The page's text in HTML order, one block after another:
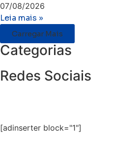
07/08/2026
Leia mais »
Carregar Mais
Categorias
Redes Sociais
[adinserter block="1"]